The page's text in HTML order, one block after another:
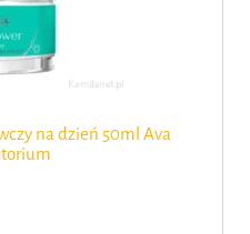
na dzień 50ml Ava